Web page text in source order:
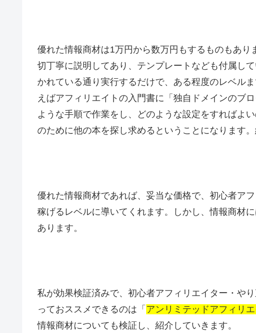
優れた情報商材は1万円から数万円もするものもあ
切丁寧に説明してあり、テンプレートなども付属し
かれている通り実行するだけで、ある程度のレベル
えばアフィリエイトの入門書に「独自ドメインのブ
ような手順で作業をし、どのような設定をすればよ
のために他の本を探し求めるということになります
優れた情報商材であれば、妥当な価格で、初心者ア
稼げるレベルに導いてくれます。しかし、情報商材
あります。
私が効果検証済みで、初心者アフィリエイター・や
っておススメできるのは「 アンリミテッドアフィリ
情報商材についても検証し、紹介していきます。